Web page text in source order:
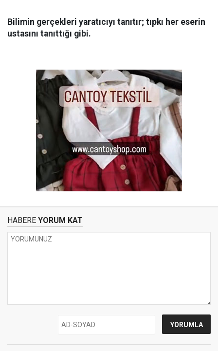
Bilimin gerçekleri yaratıcıyı tanıtır; tıpkı her eserin
ustasını tanıttığı gibi.
HABERE YORUM KAT